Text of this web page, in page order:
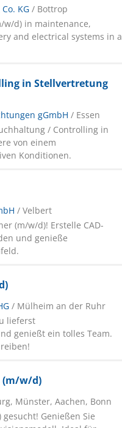
KG / Bottrop
w/d) in maintenance,
and electrical systems in a
in Stellvertretung
gGmbH / Essen
/ Controlling in
von einem
Konditionen.
/ Velbert
(m/w/d)! Erstelle CAD-
und genieße
/ Mülheim an der Ruhr
lieferst
genießt ein tolles Team.
(m/w/d)
Münster, Aachen, Bonn
Genießen Sie